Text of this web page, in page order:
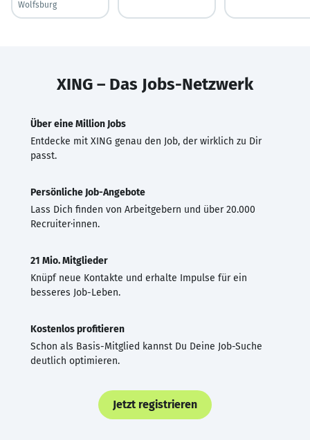
Wolfsburg
XING – Das Jobs-Netzwerk
Über eine Million Jobs
Entdecke mit XING genau den Job, der wirklich zu Dir
passt.
Persönliche Job-Angebote
Lass Dich finden von Arbeitgebern und über 20.000
Recruiter·innen.
21 Mio. Mitglieder
Knüpf neue Kontakte und erhalte Impulse für ein
besseres Job-Leben.
Kostenlos profitieren
Schon als Basis-Mitglied kannst Du Deine Job-Suche
deutlich optimieren.
Jetzt registrieren